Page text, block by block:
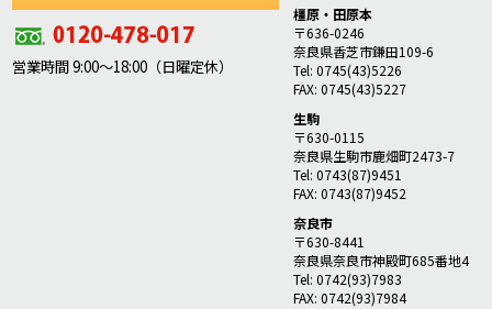
営業時間 9:00～18:00（日曜定休）
橿原・田原本
〒636-0246
奈良県香芝市鎌田109-6
Tel: 0745(43)5226
FAX: 0745(43)5227
生駒
〒630-0115
奈良県生駒市鹿畑町2473-7
Tel: 0743(87)9451
FAX: 0743(87)9452
奈良市
〒630-8441
奈良県奈良市神殿町685番地4
Tel: 0742(93)7983
FAX: 0742(93)7984